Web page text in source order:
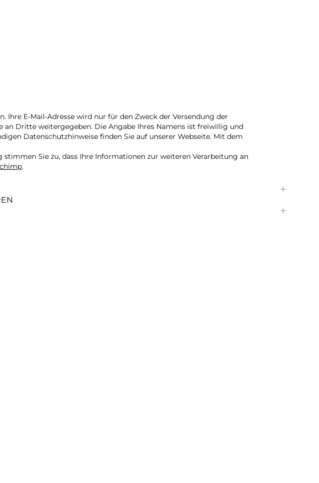
Ihre E-Mail-Adresse wird nur für den Zweck der Versendung der
Dritte weitergegeben. Die Angabe Ihres Namens ist freiwillig und
Datenschutzhinweise finden Sie auf unserer Webseite. Mit dem
Sie zu, dass Ihre Informationen zur weiteren Verarbeitung an
.